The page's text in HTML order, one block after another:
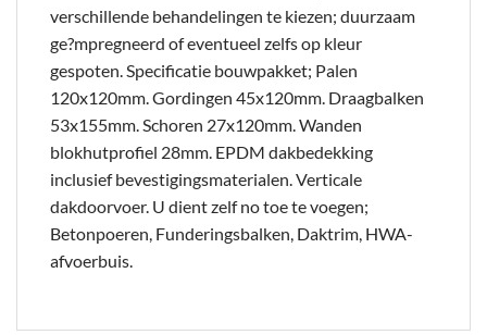
verschillende behandelingen te kiezen; duurzaam
ge?mpregneerd of eventueel zelfs op kleur
gespoten. Specificatie bouwpakket; Palen
120x120mm. Gordingen 45x120mm. Draagbalken
53x155mm. Schoren 27x120mm. Wanden
blokhutprofiel 28mm. EPDM dakbedekking
inclusief bevestigingsmaterialen. Verticale
dakdoorvoer. U dient zelf no toe te voegen;
Betonpoeren, Funderingsbalken, Daktrim, HWA-
afvoerbuis.